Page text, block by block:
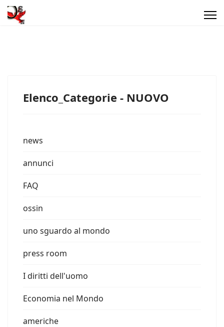
Elenco_Categorie - NUOVO
news
annunci
FAQ
ossin
uno sguardo al mondo
press room
I diritti dell'uomo
Economia nel Mondo
americhe